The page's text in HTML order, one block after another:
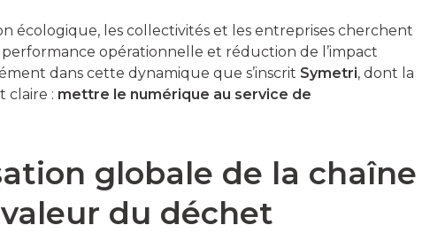
écologique, les collectivités et les entreprises cherchent
performance opérationnelle et réduction de l’impact
dans cette dynamique que s’inscrit Symetri, dont la
claire : mettre le numérique au service de
globale de la chaîne
du déchet